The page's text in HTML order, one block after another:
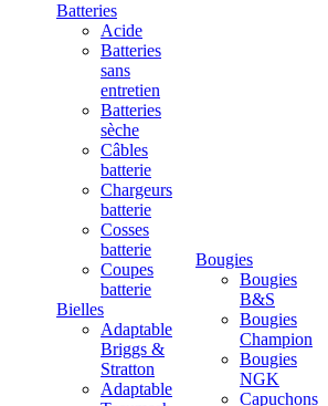
Batteries
Acide
Batteries
sans
entretien
Batteries
sèche
Câbles
batterie
Chargeurs
batterie
Cosses
batterie
Coupes
batterie
Bielles
Adaptable
Briggs &
Stratton
Adaptable
Bougies
Bougies
B&S
Bougies
Champion
Bougies
NGK
Capuchons